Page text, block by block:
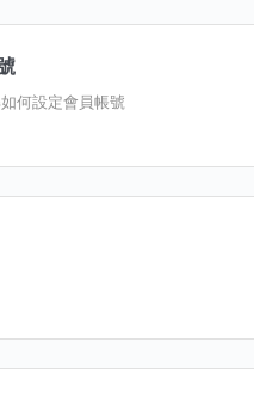
何設定會員帳號